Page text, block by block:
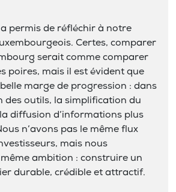
permis de réfléchir à notre
Certes, comparer
serait comme comparer
poires, mais il est évident que
marge de progression : dans
des outils, la simplification du
diffusion d’informations plus
n’avons pas le même flux
mais nous
ambition : construire un
durable, crédible et attractif.